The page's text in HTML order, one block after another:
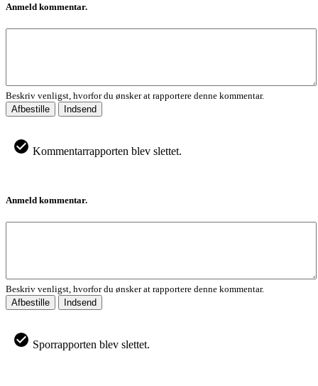
Anmeld kommentar.
Beskriv venligst, hvorfor du ønsker at rapportere denne kommentar.
Afbestille
Indsend
Kommentarrapporten blev slettet.
Anmeld kommentar.
Beskriv venligst, hvorfor du ønsker at rapportere denne kommentar.
Afbestille
Indsend
Sporrapporten blev slettet.